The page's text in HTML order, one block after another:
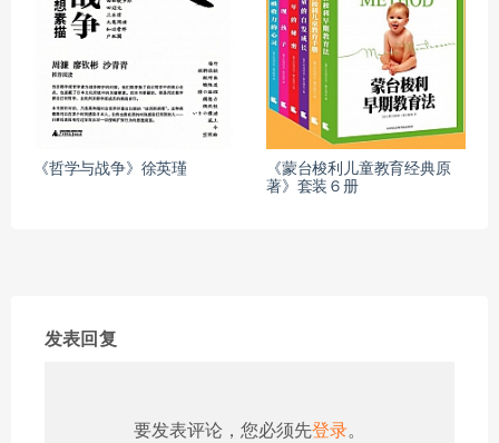
《哲学与战争》徐英瑾
《蒙台梭利儿童教育经典原
著》套装６册
发表回复
要发表评论，您必须先登录。